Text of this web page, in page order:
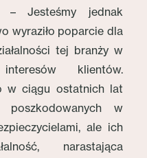
– Jesteśmy jednak
wyraziło poparcie dla
tej branży w
klientów.
w ciągu ostatnich lat
poszkodowanych w
ale ich
narastająca